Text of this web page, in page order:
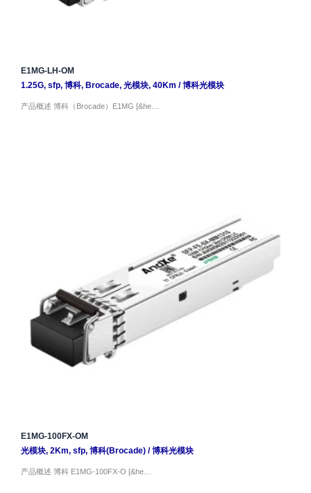
E1MG-LH-OM
1.25G, sfp, 博科, Brocade, 光模块, 40Km /博科光模块
产品概述 博科（Brocade）E1MG [&he…
E1MG-100FX-OM
光模块, 2Km, sfp, 博科(Brocade)/博科光模块
产品概述 博科 E1MG-100FX-O [&he…